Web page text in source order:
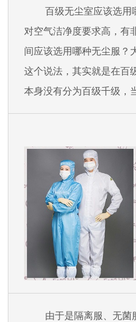
百级无尘室应该选用
对空气洁净度要求高，有
间应该选用哪种无尘服？
这个说法，其实就是在百
本身没有分为百级千级，
由于是隔离服、无菌